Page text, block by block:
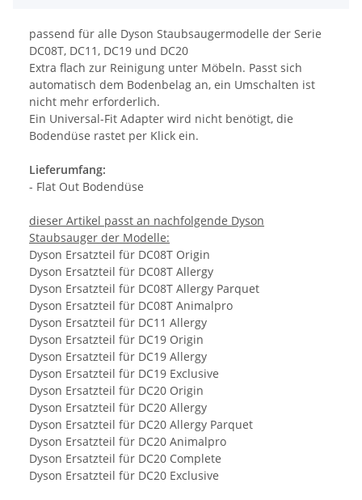
passend für alle Dyson Staubsaugermodelle der Serie
DC08T, DC11, DC19 und DC20
Extra flach zur Reinigung unter Möbeln. Passt sich
automatisch dem Bodenbelag an, ein Umschalten ist
nicht mehr erforderlich.
Ein Universal-Fit Adapter wird nicht benötigt, die
Bodendüse rastet per Klick ein.
Lieferumfang:
- Flat Out Bodendüse
dieser Artikel passt an nachfolgende Dyson
Staubsauger der Modelle:
Dyson Ersatzteil für DC08T Origin
Dyson Ersatzteil für DC08T Allergy
Dyson Ersatzteil für DC08T Allergy Parquet
Dyson Ersatzteil für DC08T Animalpro
Dyson Ersatzteil für DC11 Allergy
Dyson Ersatzteil für DC19 Origin
Dyson Ersatzteil für DC19 Allergy
Dyson Ersatzteil für DC19 Exclusive
Dyson Ersatzteil für DC20 Origin
Dyson Ersatzteil für DC20 Allergy
Dyson Ersatzteil für DC20 Allergy Parquet
Dyson Ersatzteil für DC20 Animalpro
Dyson Ersatzteil für DC20 Complete
Dyson Ersatzteil für DC20 Exclusive